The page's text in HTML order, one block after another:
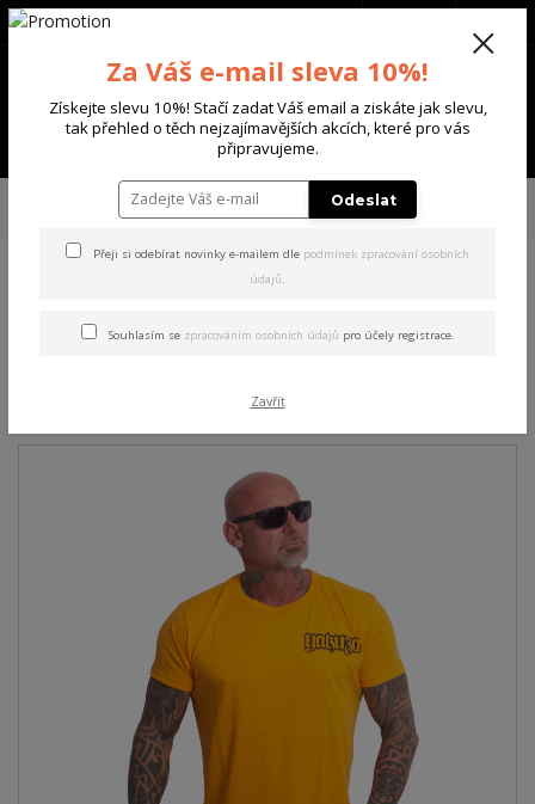
Menu
+420 702 136 620
TRIKA & TÍLKA
Yakuza pánské tričko Blacks Regular
Basic T-Shirt orange 6XL
Regular Basic T-Shirt orange
Za Váš e-mail sleva 10%!
Získejte slevu 10%! Stačí zadat Váš email a ziskáte jak slevu,
tak přehled o těch nejzajímavějších akcích, které pro vás
připravujeme.
Odeslat
Přeji si odebírat novinky e-mailem dle podmínek zpracování osobních
údajů.
Souhlasím se zpracováním osobních údajů pro účely registrace.
Zavřít